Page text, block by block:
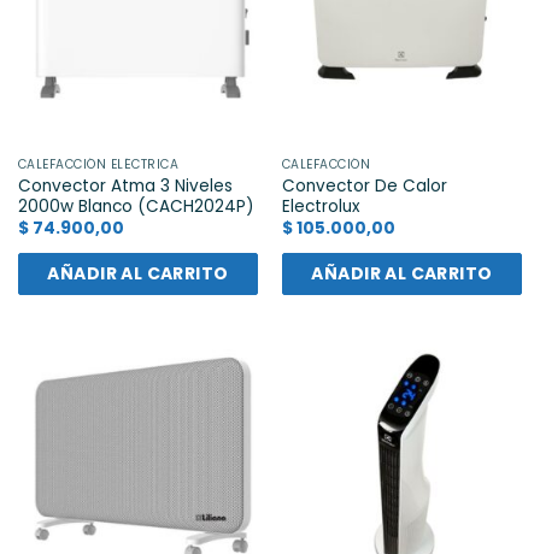
CALEFACCIÓN ELÉCTRICA
Convector Atma 3 Niveles
2000w Blanco (CACH2024P)
$74.900,00
AÑADIR AL CARRITO
CALEFACCIÓN
Convector De Calor
Electrolux
$105.000,00
AÑADIR AL CARRITO